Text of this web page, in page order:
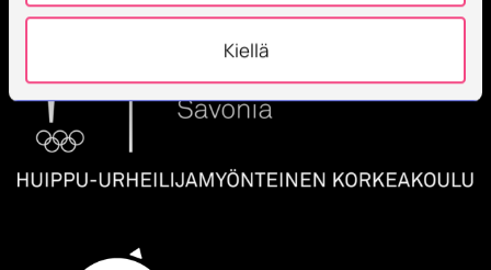
Kiellä
Työntekijöitä + 600